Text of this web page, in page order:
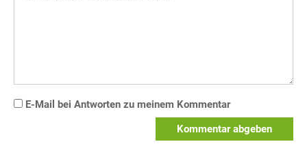
E-Mail bei Antworten zu meinem Kommentar
Kommentar abgeben